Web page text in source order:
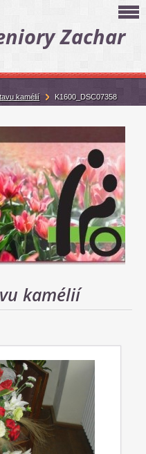
Zachar
kamélií
kamélií K1600_DSC07358